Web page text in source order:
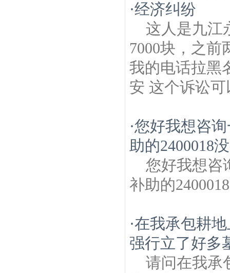
·经济纠纷
这人是九江
7000块，之
我的电话拉黑
安 这个诉讼
·您好我想咨
助的2400018
您好我想咨
补助的
·在我承包耕
强行立了好多
请问在我承